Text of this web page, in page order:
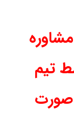
تیم
صورت